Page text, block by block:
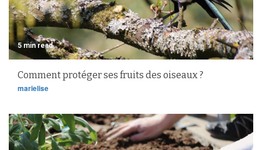
5 min read
Comment protéger ses fruits des oiseaux ?
marielise